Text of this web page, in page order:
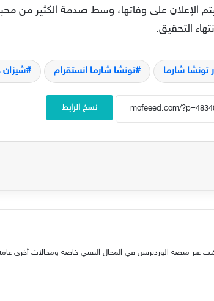
الإعلان على وفاتها، وسط صدمة الكثير من
التحقيق.
تونشا شارما تونشا شارما انستقرام شيزان
نسخ الرابط
عبر منصة الوردبريس في المجال التقني خاصة ومجالات أخرى